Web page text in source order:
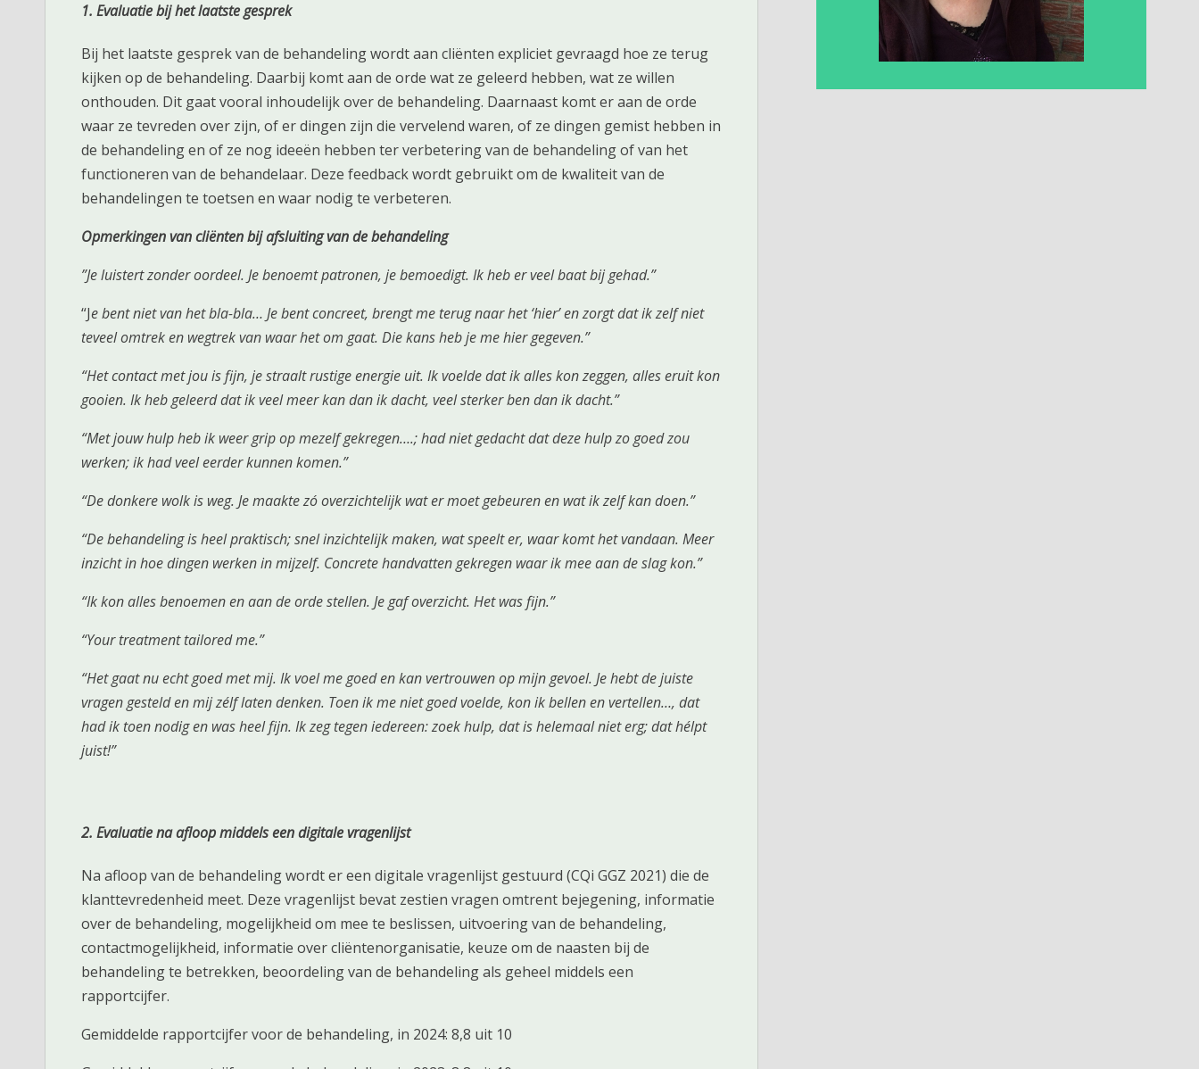
1. Evaluatie bij het laatste gesprek
Bij het laatste gesprek van de behandeling wordt aan cliënten expliciet gevraagd hoe ze terug
kijken op de behandeling. Daarbij komt aan de orde wat ze geleerd hebben, wat ze willen
onthouden. Dit gaat vooral inhoudelijk over de behandeling. Daarnaast komt er aan de orde
waar ze tevreden over zijn, of er dingen zijn die vervelend waren, of ze dingen gemist hebben in
de behandeling en of ze nog ideeën hebben ter verbetering van de behandeling of van het
functioneren van de behandelaar. Deze feedback wordt gebruikt om de kwaliteit van de
behandelingen te toetsen en waar nodig te verbeteren.
Opmerkingen van cliënten bij afsluiting van de behandeling
”Je luistert zonder oordeel. Je benoemt patronen, je bemoedigt. Ik heb er veel baat bij gehad.”
“Je bent niet van het bla-bla… Je bent concreet, brengt me terug naar het ‘hier’ en zorgt dat ik zelf niet
teveel omtrek en wegtrek van waar het om gaat. Die kans heb je me hier gegeven.”
“Het contact met jou is fijn, je straalt rustige energie uit. Ik voelde dat ik alles kon zeggen, alles eruit kon
gooien. Ik heb geleerd dat ik veel meer kan dan ik dacht, veel sterker ben dan ik dacht.”
“Met jouw hulp heb ik weer grip op mezelf gekregen….; had niet gedacht dat deze hulp zo goed zou
werken; ik had veel eerder kunnen komen.”
“De donkere wolk is weg. Je maakte zó overzichtelijk wat er moet gebeuren en wat ik zelf kan doen.”
“De behandeling is heel praktisch; snel inzichtelijk maken, wat speelt er, waar komt het vandaan. Meer
inzicht in hoe dingen werken in mijzelf. Concrete handvatten gekregen waar ik mee aan de slag kon.”
“Ik kon alles benoemen en aan de orde stellen. Je gaf overzicht. Het was fijn.”
“Your treatment tailored me.”
“Het gaat nu echt goed met mij. Ik voel me goed en kan vertrouwen op mijn gevoel. Je hebt de juiste
vragen gesteld en mij zélf laten denken. Toen ik me niet goed voelde, kon ik bellen en vertellen…, dat
had ik toen nodig en was heel fijn. Ik zeg tegen iedereen: zoek hulp, dat is helemaal niet erg; dat hélpt
juist!”
2. Evaluatie na afloop middels een digitale vragenlijst
Na afloop van de behandeling wordt er een digitale vragenlijst gestuurd (CQi GGZ 2021) die de
klanttevredenheid meet. Deze vragenlijst bevat zestien vragen omtrent bejegening, informatie
over de behandeling, mogelijkheid om mee te beslissen, uitvoering van de behandeling,
contactmogelijkheid, informatie over cliëntenorganisatie, keuze om de naasten bij de
behandeling te betrekken, beoordeling van de behandeling als geheel middels een
rapportcijfer.
Gemiddelde rapportcijfer voor de behandeling, in 2024: 8,8 uit 10